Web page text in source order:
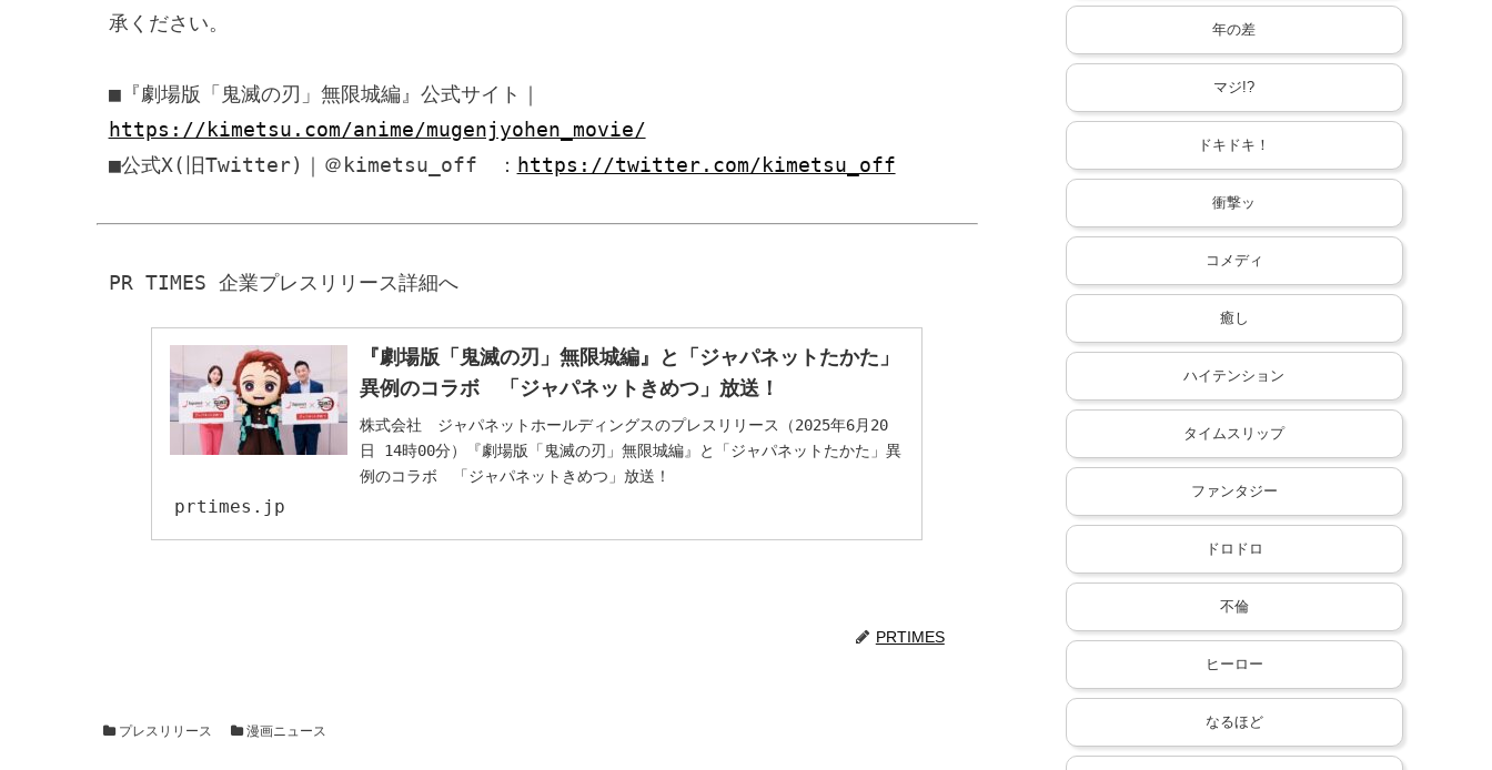
承ください。
■『劇場版「鬼滅の刃」無限城編』公式サイト｜
https://kimetsu.com/anime/mugenjyohen_movie/
■公式X(旧Twitter)｜＠kimetsu_off　： https://twitter.com/kimetsu_off
PR TIMES 企業プレスリリース詳細へ
『劇場版「鬼滅の刃」無限城編』と「ジャパネットたかた」
異例のコラボ　「ジャパネットきめつ」放送！
株式会社　ジャパネットホールディングスのプレスリリース（2025年6月20
日 14時00分）『劇場版「鬼滅の刃」無限城編』と「ジャパネットたかた」異
例のコラボ　「ジャパネットきめつ」放送！
prtimes.jp
PRTIMES
プレスリリース 漫画ニュース
年の差
マジ!?
ドキドキ！
衝撃ッ
コメディ
癒し
ハイテンション
タイムスリップ
ファンタジー
ドロドロ
不倫
ヒーロー
なるほど